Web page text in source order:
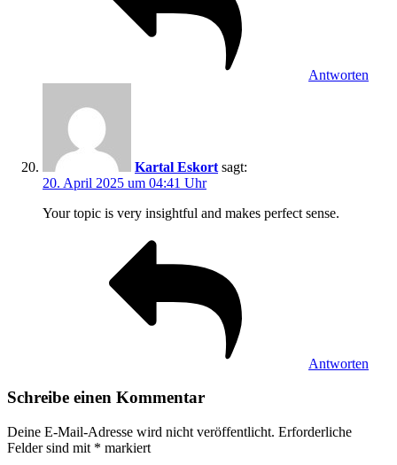
Antworten
Kartal Eskort sagt:
20. April 2025 um 04:41 Uhr
Your topic is very insightful and makes perfect sense.
Antworten
Schreibe einen Kommentar
Deine E-Mail-Adresse wird nicht veröffentlicht. Erforderliche
Felder sind mit * markiert